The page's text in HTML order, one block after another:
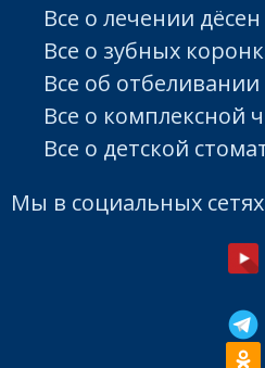
Все о лечении дёсен
Все о зубных
Все об отбеливании
Все о комплексной
Все о детской
Мы в социальных сетях